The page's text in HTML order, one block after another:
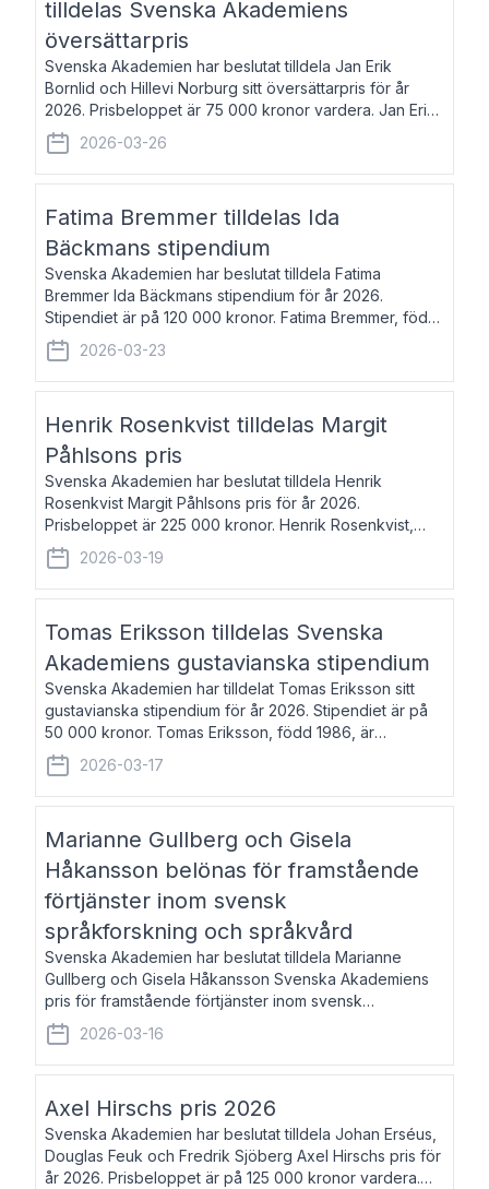
tilldelas Svenska Akademiens
översättarpris
Svenska Akademien har beslutat tilldela Jan Erik
Bornlid och Hillevi Norburg sitt översättarpris för år
2026. Prisbeloppet är 75 000 kronor vardera. Jan Erik
Bornlid, född 1947, är översättare från tyska. Han är
främst känd för sina översät
2026-03-26
Fatima Bremmer tilldelas Ida
Bäckmans stipendium
Svenska Akademien har beslutat tilldela Fatima
Bremmer Ida Bäckmans stipendium för år 2026.
Stipendiet är på 120 000 kronor. Fatima Bremmer, född
1977, är journalist och författare. Hon utkom i fjol med
boken Ligan. Klarakvarterens blodsyst
2026-03-23
Henrik Rosenkvist tilldelas Margit
Påhlsons pris
Svenska Akademien har beslutat tilldela Henrik
Rosenkvist Margit Påhlsons pris för år 2026.
Prisbeloppet är 225 000 kronor. Henrik Rosenkvist,
född 1965, är professor i nordiska språk vid Göteborgs
universitet. Han disputerade 2004 på avhan
2026-03-19
Tomas Eriksson tilldelas Svenska
Akademiens gustavianska stipendium
Svenska Akademien har tilldelat Tomas Eriksson sitt
gustavianska stipendium för år 2026. Stipendiet är på
50 000 kronor. Tomas Eriksson, född 1986, är
projektledare inom marknadsföring och författare och
utkom i fjol med boken Syndabocken.
2026-03-17
Marianne Gullberg och Gisela
Håkansson belönas för framstående
förtjänster inom svensk
språkforskning och språkvård
Svenska Akademien har beslutat tilldela Marianne
Gullberg och Gisela Håkansson Svenska Akademiens
pris för framstående förtjänster inom svensk
språkforskning och språkvård till minne av Carl Gabriel
och Karin Forsberg för år 2026. Prissumma
2026-03-16
Axel Hirschs pris 2026
Svenska Akademien har beslutat tilldela Johan Erséus,
Douglas Feuk och Fredrik Sjöberg Axel Hirschs pris för
år 2026. Prisbeloppet är på 125 000 kronor vardera.